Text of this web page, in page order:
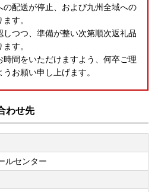
配送が停止、および九州全域への
す。
つつ、準備が整い次第順次返礼品
す。
間をいただけますよう、何卒ご理
お願い申し上げます。
のお願い
ージ」や「備考」欄へお問い合わ
載されても対応することができま
わせ先
ルセンター